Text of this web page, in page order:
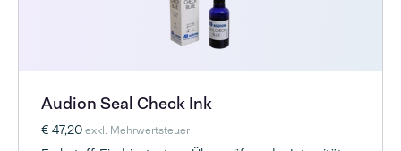
Audion Seal Check Ink
€ 47,20exkl. Mehrwertsteuer